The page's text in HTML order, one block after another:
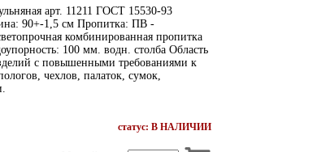
арт. 11211 ГОСТ 15530-93
90+-1,5 см Пропитка: ПВ -
комбинированная пропитка
100 мм. водн. столба Область
с повышенными требованиями к
чехлов, палаток, сумок,
статус: В НАЛИЧИИ